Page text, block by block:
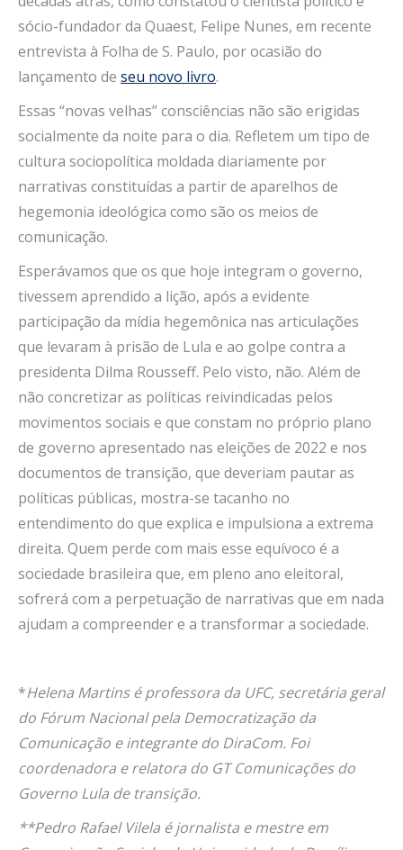
sócio-fundador da Quaest, Felipe Nunes, em recente
entrevista à Folha de S. Paulo, por ocasião do
lançamento de seu novo livro.
Essas “novas velhas” consciências não são erigidas
socialmente da noite para o dia. Refletem um tipo de
cultura sociopolítica moldada diariamente por
narrativas constituídas a partir de aparelhos de
hegemonia ideológica como são os meios de
comunicação.
Esperávamos que os que hoje integram o governo,
tivessem aprendido a lição, após a evidente
participação da mídia hegemônica nas articulações
que levaram à prisão de Lula e ao golpe contra a
presidenta Dilma Rousseff. Pelo visto, não. Além de
não concretizar as políticas reivindicadas pelos
movimentos sociais e que constam no próprio plano
de governo apresentado nas eleições de 2022 e nos
documentos de transição, que deveriam pautar as
políticas públicas, mostra-se tacanho no
entendimento do que explica e impulsiona a extrema
direita. Quem perde com mais esse equívoco é a
sociedade brasileira que, em pleno ano eleitoral,
sofrerá com a perpetuação de narrativas que em nada
ajudam a compreender e a transformar a sociedade.
*Helena Martins é professora da UFC, secretária geral
do Fórum Nacional pela Democratização da
Comunicação e integrante do DiraCom. Foi
coordenadora e relatora do GT Comunicações do
Governo Lula de transição.
**Pedro Rafael Vilela é jornalista e mestre em